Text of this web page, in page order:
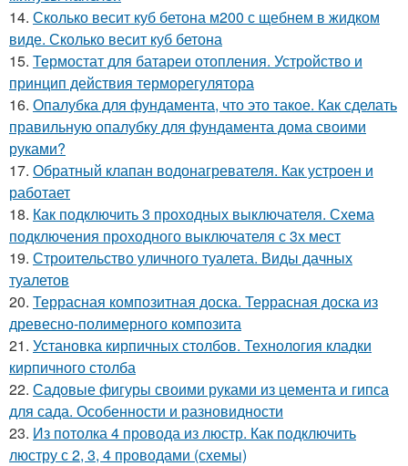
14. Сколько весит куб бетона м200 с щебнем в жидком
виде. Сколько весит куб бетона
15. Термостат для батареи отопления. Устройство и
принцип действия терморегулятора
16. Опалубка для фундамента, что это такое. Как сделать
правильную опалубку для фундамента дома своими
руками?
17. Обратный клапан водонагревателя. Как устроен и
работает
18. Как подключить 3 проходных выключателя. Схема
подключения проходного выключателя с 3х мест
19. Строительство уличного туалета. Виды дачных
туалетов
20. Террасная композитная доска. Террасная доска из
древесно-полимерного композита
21. Установка кирпичных столбов. Технология кладки
кирпичного столба
22. Садовые фигуры своими руками из цемента и гипса
для сада. Особенности и разновидности
23. Из потолка 4 провода из люстр. Как подключить
люстру с 2, 3, 4 проводами (схемы)